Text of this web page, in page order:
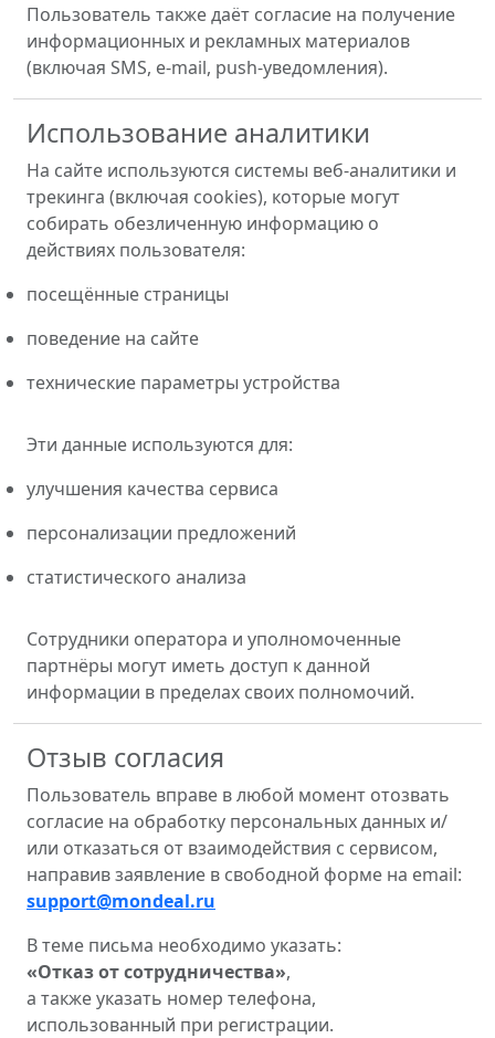
Пользователь также даёт согласие на получение
информационных и рекламных материалов
(включая SMS, e-mail, push-уведомления).
Использование аналитики
На сайте используются системы веб-аналитики и
трекинга (включая cookies), которые могут
собирать обезличенную информацию о
действиях пользователя:
посещённые страницы
поведение на сайте
технические параметры устройства
Эти данные используются для:
улучшения качества сервиса
персонализации предложений
статистического анализа
Сотрудники оператора и уполномоченные
партнёры могут иметь доступ к данной
информации в пределах своих полномочий.
Отзыв согласия
Пользователь вправе в любой момент отозвать
согласие на обработку персональных данных и/
или отказаться от взаимодействия с сервисом,
направив заявление в свободной форме на email:
support@mondeal.ru
В теме письма необходимо указать:
«Отказ от сотрудничества»,
а также указать номер телефона,
использованный при регистрации.